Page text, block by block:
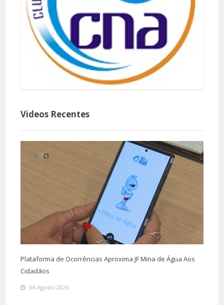
Videos Recentes
Plataforma de Ocorrências Aproxima JF Mina de Água Aos
Cidadãos
06 Agosto 2026